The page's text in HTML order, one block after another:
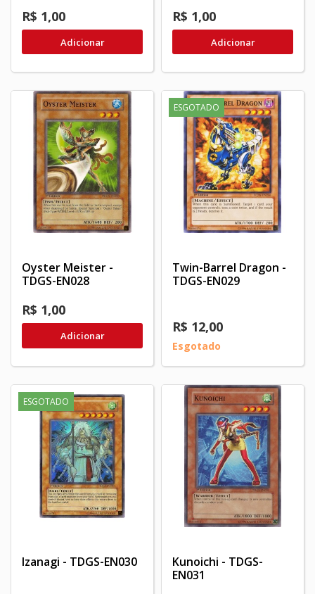
R$ 1,00
Adicionar
R$ 1,00
Adicionar
Oyster Meister -
TDGS-EN028
R$ 1,00
Adicionar
ESGOTADO
Twin-Barrel Dragon -
TDGS-EN029
R$ 12,00
Esgotado
ESGOTADO
Izanagi - TDGS-EN030
Kunoichi - TDGS-
EN031